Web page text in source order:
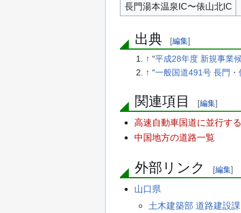
長門湯本温泉IC〜俵山北IC
出典 [編集]
↑ “平成28年度 新規事業
↑ “一般国道491号 長門
関連項目 [編集]
高速自動車国道に並行す
中国地方の道路一覧
外部リンク [編集]
山口県
土木建築部 道路建設課